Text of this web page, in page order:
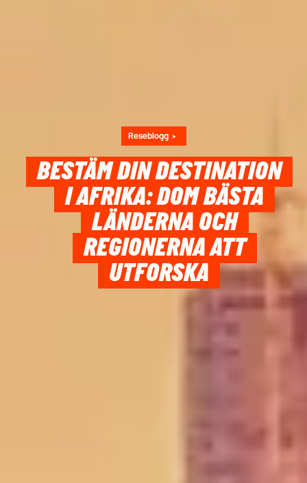
Reseblogg
BESTÄM DIN DESTINATION
I AFRIKA: DOM BÄSTA
LÄNDERNA OCH
REGIONERNA ATT
UTFORSKA